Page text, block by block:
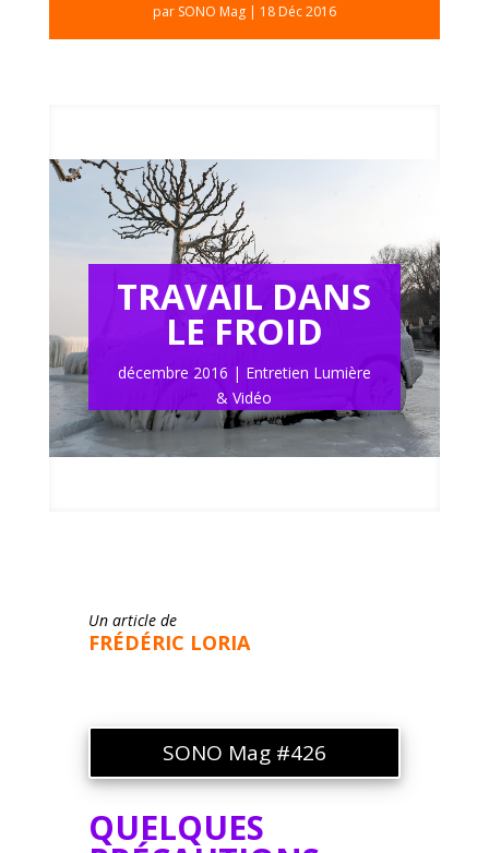
par SONO Mag| 18 Déc 2016
TRAVAIL DANS
LE FROID
décembre 2016
Entretien Lumière
& Vidéo
Un article de
FRÉDÉRIC LORIA
SONO Mag #426
QUELQUES